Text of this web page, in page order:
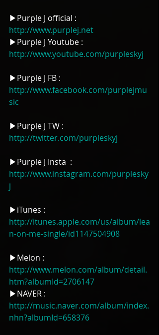
▶Purple J official :
http://www.purplej.net
▶Purple J Youtube :
http://www.youtube.com/purpleskyj
▶Purple J FB :
http://www.facebook.com/purplejmu
sic
▶Purple J TW :
http://twitter.com/purpleskyj
▶Purple J Insta  :
http://www.instagram.com/purplesky
j
▶iTunes :
http://itunes.apple.com/us/album/lea
n-on-me-single/id1147504908
▶Melon :
http://www.melon.com/album/detail.
htm?albumId=2706147
▶NAVER :
http://music.naver.com/album/index.
nhn?albumId=658376